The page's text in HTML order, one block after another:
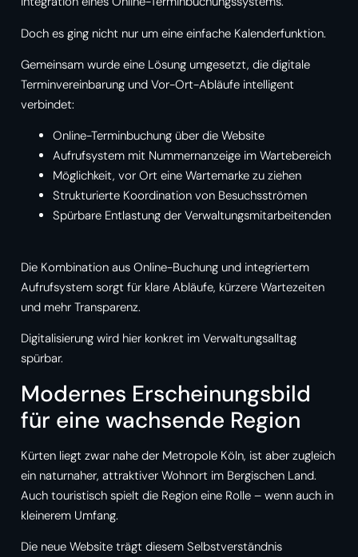
Doch es ging nicht nur um eine einfache Kalenderfunktion.
Gemeinsam wurde eine Lösung umgesetzt, die digitale
Terminvereinbarung und Vor-Ort-Abläufe intelligent
verbindet:
Online-Terminbuchung über die Website
Aufrufsystem mit Nummernanzeige im Wartebereich
Möglichkeit, vor Ort eine Wartemarke zu ziehen
Strukturierte Koordination von Besuchsströmen
Spürbare Entlastung der Verwaltungsmitarbeitenden
Die Kombination aus Online-Buchung und integriertem
Aufrufsystem sorgt für klare Abläufe, kürzere Wartezeiten
und mehr Transparenz.
Digitalisierung wird hier konkret im Verwaltungsalltag
spürbar.
Modernes Erscheinungsbild
für eine wachsende Region
Kürten liegt zwar nahe der Metropole Köln, ist aber zugleich
ein naturnaher, attraktiver Wohnort im Bergischen Land.
Auch touristisch spielt die Region eine Rolle – wenn auch in
kleinerem Umfang.
Die neue Website trägt diesem Selbstverständnis